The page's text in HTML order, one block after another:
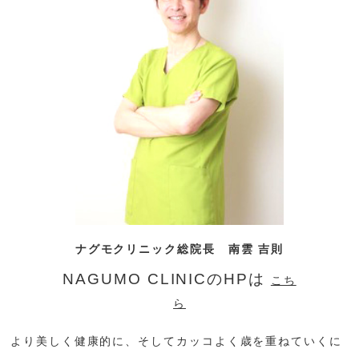
ナグモクリニック総院長 南雲 吉則
NAGUMO CLINICのHPは
こち
ら
より美しく健康的に、そしてカッコよく歳を重ねていくに